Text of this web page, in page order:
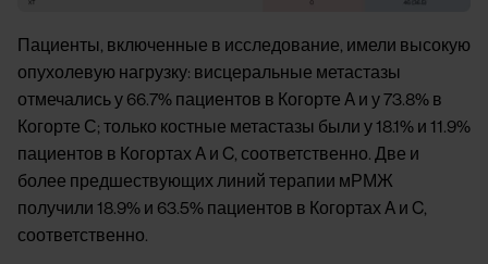
Пациенты, включенные в исследование, имели высокую
опухолевую нагрузку: висцеральные метастазы
отмечались у 66.7% пациентов в Когорте A и у 73.8% в
Когорте С; только костные метастазы были у 18.1% и 11.9%
пациентов в Когортах A и C, соответственно. Две и
более предшествующих линий терапии мРМЖ
получили 18.9% и 63.5% пациентов в Когортах A и C,
соответственно.